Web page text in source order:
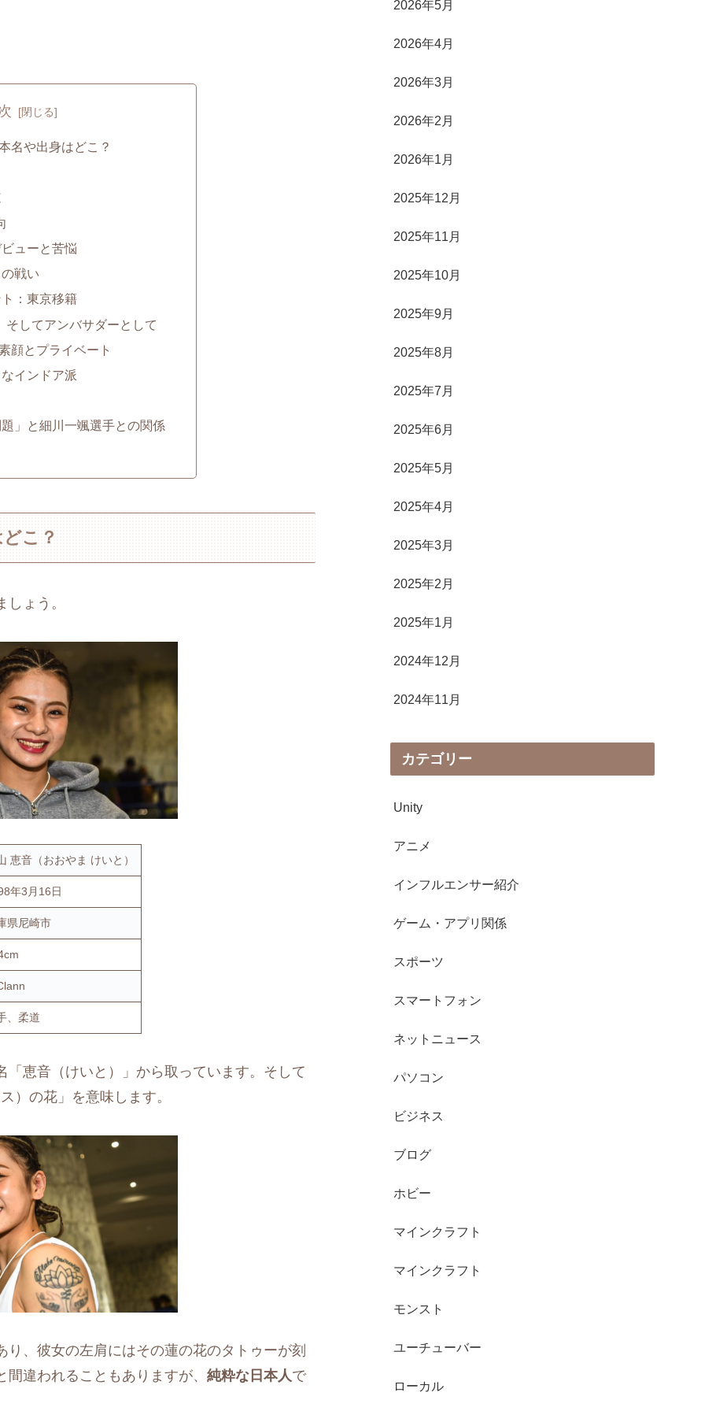
名や出身はどこ？
ューと苦悩
戦い
：東京移籍
そしてアンバサダーとして
顔とプライベート
インドア派
」と細川一颯選手との関係
こ？
ょう。
恵音（おおやま けいと）
年3月16日
県尼崎市
、柔道
恵音（けいと）」から取っています。そして
）の花」を意味します。
、彼女の左肩にはその蓮の花のタトゥーが刻
違われることもありますが、 純粋な日本人で
2026年5月
2026年4月
2026年3月
2026年2月
2026年1月
2025年12月
2025年11月
2025年10月
2025年9月
2025年8月
2025年7月
2025年6月
2025年5月
2025年4月
2025年3月
2025年2月
2025年1月
2024年12月
2024年11月
カテゴリー
Unity
アニメ
インフルエンサー紹介
ゲーム・アプリ関係
スポーツ
スマートフォン
ネットニュース
パソコン
ビジネス
ブログ
ホビー
マインクラフト
マインクラフト
モンスト
ユーチューバー
ローカル